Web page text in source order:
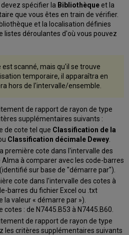
devez spécifier la Bibliothèqueet la
que vous êtes en train de vérifier.
et la localisation définies
listes déroulantes d'où vous pouvez
est scanné, mais qu'il se trouve
temporaire, il apparaîtra en
hors de l'intervalle/ensemble.
de rapport de rayon de type
supplémentaires suivants :
de cote tel que Classification de la
Classification décimale Dewey.
première cote dans l'intervalle des
à comparer avec les code-barres
sur base de "démarre par").
cote dans l'intervalle des cotes à
barres du fichier Excel ou .txt
la valeur « démarre par »).
: de N7445.B53 à N7445.B60.
de rapport de rayon de type
les critères supplémentaires suivants